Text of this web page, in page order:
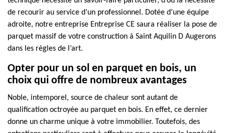
de recourir au service d’un professionnel. Dotée d’une équipe
adroite, notre entreprise Entreprise CE saura réaliser la pose de
parquet massif de votre construction à Saint Aquilin D Augerons
dans les règles de l’art.
Opter pour un sol en parquet en bois, un
choix qui offre de nombreux avantages
Noble, intemporel, source de chaleur sont autant de
qualification octroyée au parquet en bois. En effet, ce dernier
donne un charme unique à votre immobilier. Toutefois, des